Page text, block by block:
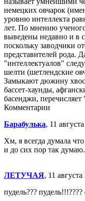
немецких овчарок
уровню интеллекта
лет. По мнению
выведены недавно и в
поскольку заводчики
представителей рода.
"интеллектуалов"
шелти (шетлендские
Замыкают дюжину
бассет-хаунды,
басенджи,
Комментарии
Барабулька, 11
Хм, я всегда думала
и до сих пор так
ЛЕТУЧАЯ, 11
пудель???